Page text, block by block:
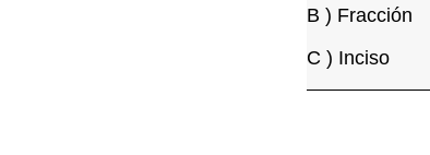
B ) Fracción
C ) Inciso